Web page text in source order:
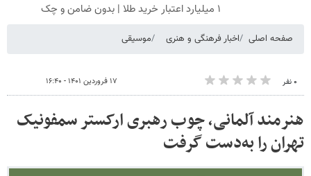
۱ میلیارد اعتبار خرید طلا | بدون ضامن و چک
صفحه اصلی اخبار فرهنگی و هنری موسیقی
۰ نفر ۱۷ فروردین ۱۴۰۱ - ۱۶:۴۰
هنرمند آلمانی، چوب رهبری ارکستر سمفونیک
تهران را به‌دست گرفت